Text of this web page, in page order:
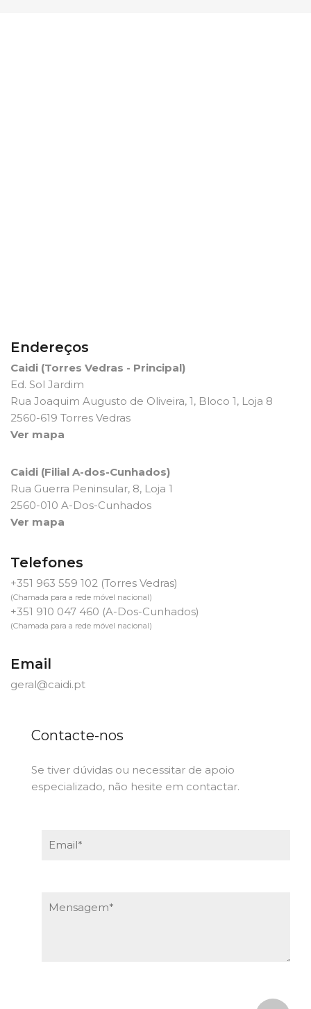
Endereços
Caidi (Torres Vedras - Principal)
Ed. Sol Jardim
Rua Joaquim Augusto de Oliveira, 1, Bloco 1, Loja 8
2560-619 Torres Vedras
Ver mapa
Caidi (Filial A-dos-Cunhados)
Rua Guerra Peninsular, 8, Loja 1
2560-010 A-Dos-Cunhados
Ver mapa
Telefones
+351 963 559 102 (Torres Vedras)
(Chamada para a rede móvel nacional)
+351 910 047 460 (A-Dos-Cunhados)
(Chamada para a rede móvel nacional)
Email
geral@caidi.pt
Contacte-nos
Se tiver dúvidas ou necessitar de apoio
especializado, não hesite em contactar.